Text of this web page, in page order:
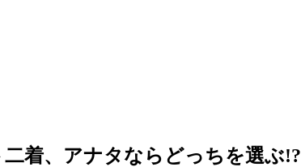
着、アナタならどっちを選ぶ!?